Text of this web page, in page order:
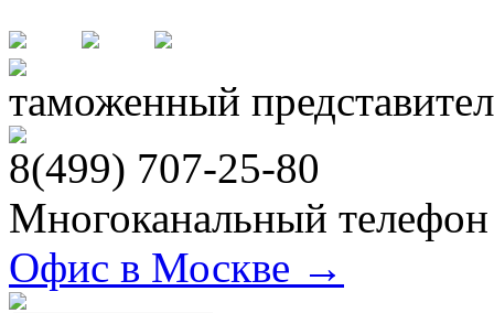
таможенный
8(499) 707-25-80
Многоканальный
Офис в Москве →